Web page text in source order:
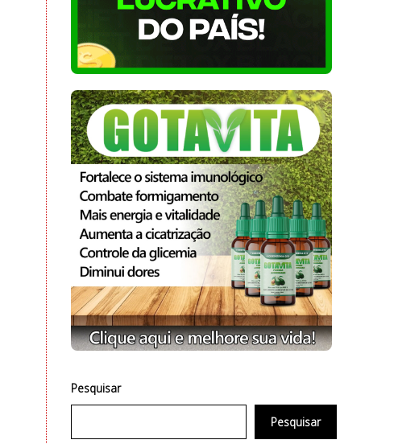
Pesquisar
Pesquisar